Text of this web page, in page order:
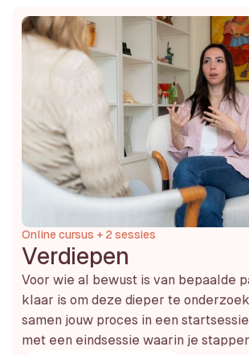
Online cursus + 2 sessies
Verdiepen
Voor wie al bewust is van bepaalde
klaar is om deze dieper te
samen jouw proces in een
met een eindsessie waarin je